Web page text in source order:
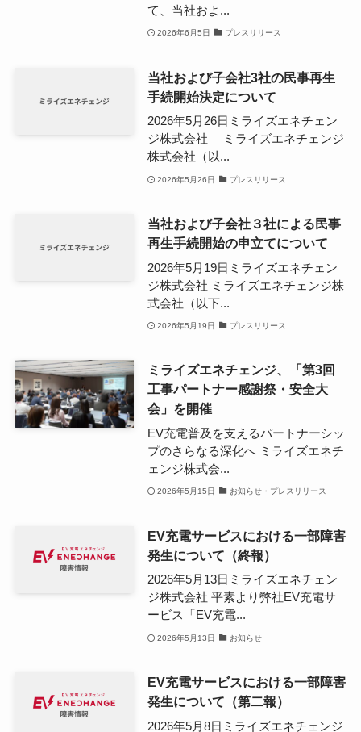
て、当社およ...
2026年6月5日 プレスリリース
当社および子会社3社の民事再生
手続開始決定について
2026年5月26日ミライズエネチェン
ジ株式会社 ミライズエネチェンジ
株式会社（以...
2026年5月26日 プレスリリース
当社および子会社３社による民事
再生手続開始の申立てについて
2026年5月19日ミライズエネチェン
ジ株式会社 ミライズエネチェンジ株
式会社（以下...
2026年5月19日 プレスリリース
ミライズエネチェンジ、「第3回
工事パートナー感謝祭・安全大
会」を開催
EV充電普及を支えるパートナーシッ
プのさらなる深化へ ミライズエネチ
ェンジ株式会...
2026年5月15日 お知らせ・プレスリリース
EV充電サービスにおける一部障害
発生について（終報）
2026年5月13日ミライズエネチェン
ジ株式会社 平素より弊社EV充電サ
ービス「EV充電...
2026年5月13日 お知らせ
EV充電サービスにおける一部障害
発生について（第二報）
2026年5月8日ミライズエネチェンジ